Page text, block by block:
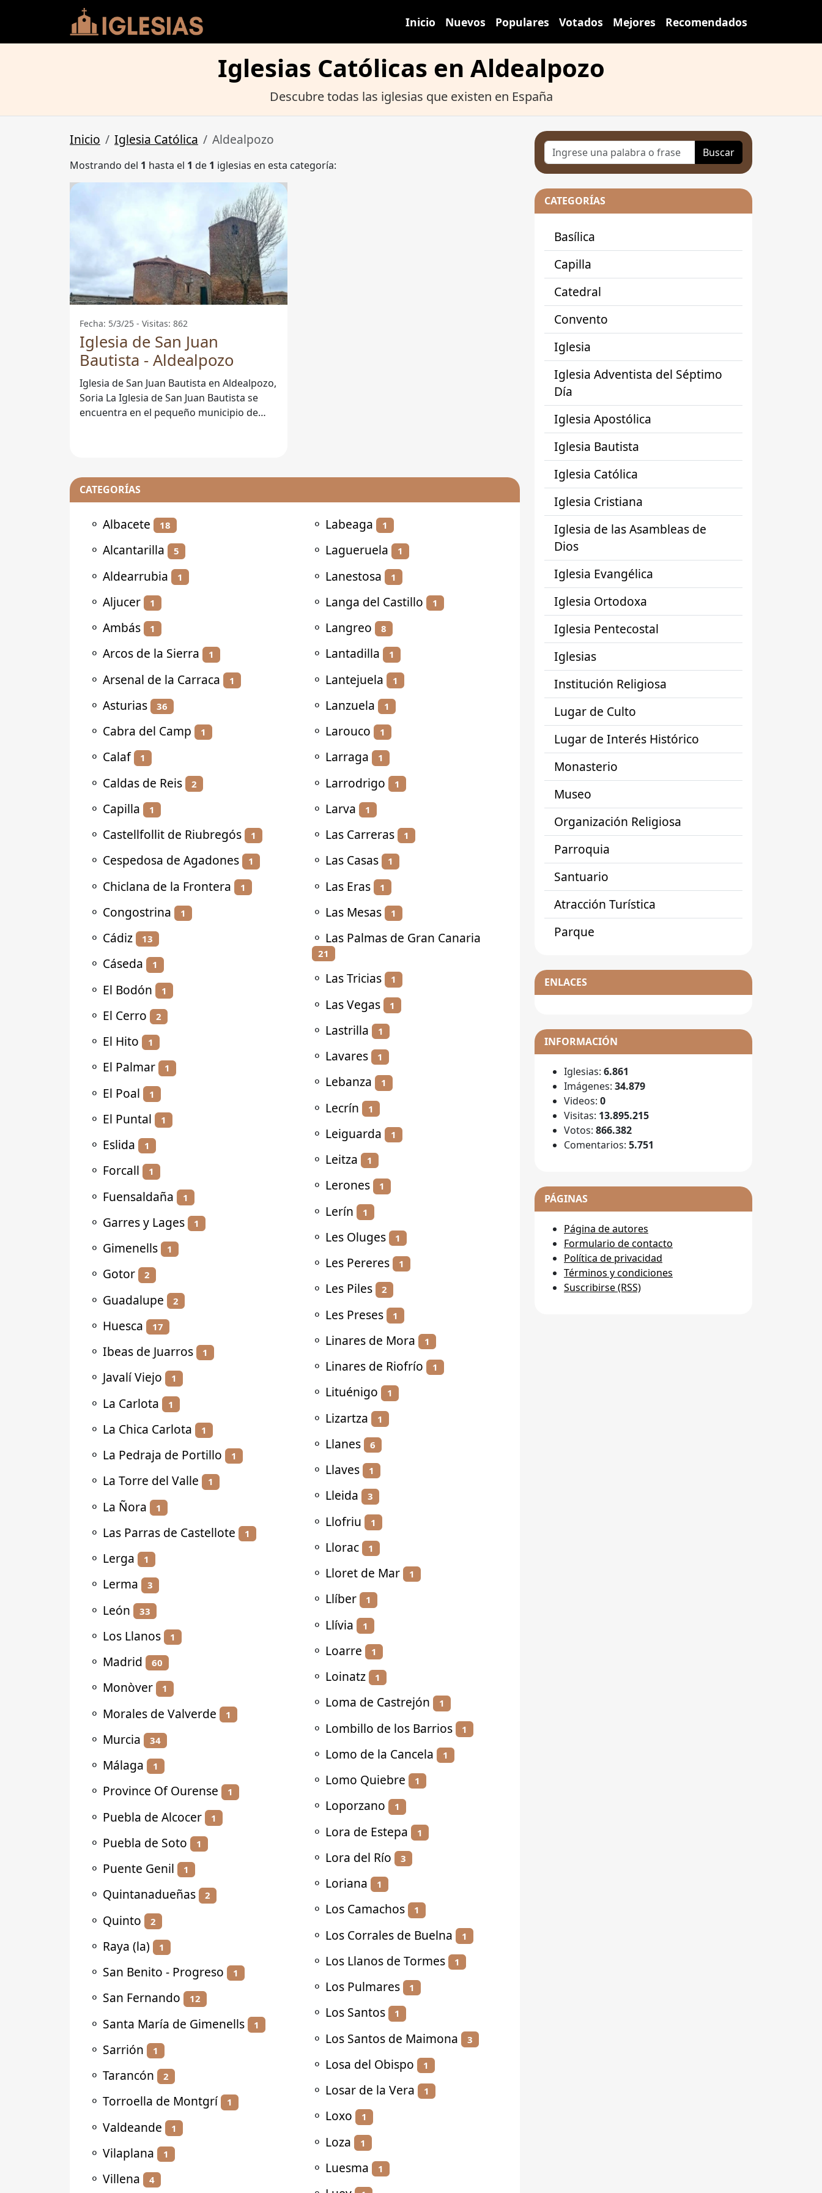
Inicio Nuevos Populares Votados Mejores Recomendados
Iglesias Católicas en Aldealpozo
Descubre todas las iglesias que existen en España
Inicio Iglesia Católica Aldealpozo
Mostrando del 1 hasta el 1 de 1 iglesias en esta categoría:
Fecha: 5/3/25 - Visitas: 862
Iglesia de San Juan
Bautista - Aldealpozo
Iglesia de San Juan Bautista en Aldealpozo,
Soria La Iglesia de San Juan Bautista se
encuentra en el pequeño municipio de
CATEGORÍAS
⚬ Albacete 18
⚬ Alcantarilla 5
⚬ Aldearrubia 1
⚬ Aljucer 1
⚬ Ambás 1
⚬ Arcos de la Sierra 1
⚬ Arsenal de la Carraca 1
⚬ Asturias 36
⚬ Cabra del Camp 1
⚬ Calaf 1
⚬ Caldas de Reis 2
⚬ Capilla 1
⚬ Castellfollit de Riubregós 1
⚬ Cespedosa de Agadones 1
⚬ Chiclana de la Frontera 1
⚬ Congostrina 1
⚬ Cádiz 13
⚬ Cáseda 1
⚬ El Bodón 1
⚬ El Cerro 2
⚬ El Hito 1
⚬ El Palmar 1
⚬ El Poal 1
⚬ El Puntal 1
⚬ Eslida 1
⚬ Forcall 1
⚬ Fuensaldaña 1
⚬ Garres y Lages 1
⚬ Gimenells 1
⚬ Gotor 2
⚬ Guadalupe 2
⚬ Huesca 17
⚬ Ibeas de Juarros 1
⚬ Javalí Viejo 1
⚬ La Carlota 1
⚬ La Chica Carlota 1
⚬ La Pedraja de Portillo 1
⚬ La Torre del Valle 1
⚬ La Ñora 1
⚬ Las Parras de Castellote 1
⚬ Lerga 1
⚬ Lerma 3
⚬ León 33
⚬ Los Llanos 1
⚬ Madrid 60
⚬ Monòver 1
⚬ Morales de Valverde 1
⚬ Murcia 34
⚬ Málaga 1
⚬ Province Of Ourense 1
⚬ Puebla de Alcocer 1
⚬ Puebla de Soto 1
⚬ Puente Genil 1
⚬ Quintanadueñas 2
⚬ Quinto 2
⚬ Raya (la) 1
⚬ San Benito - Progreso 1
⚬ San Fernando 12
⚬ Santa María de Gimenells 1
⚬ Sarrión 1
⚬ Tarancón 2
⚬ Torroella de Montgrí 1
⚬ Valdeande 1
⚬ Vilaplana 1
⚬ Villena 4
⚬ Labeaga 1
⚬ Lagueruela 1
⚬ Lanestosa 1
⚬ Langa del Castillo 1
⚬ Langreo 8
⚬ Lantadilla 1
⚬ Lantejuela 1
⚬ Lanzuela 1
⚬ Larouco 1
⚬ Larraga 1
⚬ Larrodrigo 1
⚬ Larva 1
⚬ Las Carreras 1
⚬ Las Casas 1
⚬ Las Eras 1
⚬ Las Mesas 1
⚬ Las Palmas de Gran Canaria
21
⚬ Las Tricias 1
⚬ Las Vegas 1
⚬ Lastrilla 1
⚬ Lavares 1
⚬ Lebanza 1
⚬ Lecrín 1
⚬ Leiguarda 1
⚬ Leitza 1
⚬ Lerones 1
⚬ Lerín 1
⚬ Les Oluges 1
⚬ Les Pereres 1
⚬ Les Piles 2
⚬ Les Preses 1
⚬ Linares de Mora 1
⚬ Linares de Riofrío 1
⚬ Lituénigo 1
⚬ Lizartza 1
⚬ Llanes 6
⚬ Llaves 1
⚬ Lleida 3
⚬ Llofriu 1
⚬ Llorac 1
⚬ Lloret de Mar 1
⚬ Llíber 1
⚬ Llívia 1
⚬ Loarre 1
⚬ Loinatz 1
⚬ Loma de Castrejón 1
⚬ Lombillo de los Barrios 1
⚬ Lomo de la Cancela 1
⚬ Lomo Quiebre 1
⚬ Loporzano 1
⚬ Lora de Estepa 1
⚬ Lora del Río 3
⚬ Loriana 1
⚬ Los Camachos 1
⚬ Los Corrales de Buelna 1
⚬ Los Llanos de Tormes 1
⚬ Los Pulmares 1
⚬ Los Santos 1
⚬ Los Santos de Maimona 3
⚬ Losa del Obispo 1
⚬ Losar de la Vera 1
⚬ Loxo 1
⚬ Loza 1
⚬ Luesma 1
Buscar
CATEGORÍAS
Basílica
Capilla
Catedral
Convento
Iglesia
Iglesia Adventista del Séptimo
Día
Iglesia Apostólica
Iglesia Bautista
Iglesia Católica
Iglesia Cristiana
Iglesia de las Asambleas de
Dios
Iglesia Evangélica
Iglesia Ortodoxa
Iglesia Pentecostal
Iglesias
Institución Religiosa
Lugar de Culto
Lugar de Interés Histórico
Monasterio
Museo
Organización Religiosa
Parroquia
Santuario
Atracción Turística
Parque
ENLACES
INFORMACIÓN
Iglesias: 6.861
Imágenes: 34.879
Videos: 0
Visitas: 13.895.215
Votos: 866.382
Comentarios: 5.751
PÁGINAS
Página de autores
Formulario de contacto
Política de privacidad
Términos y condiciones
Suscribirse (RSS)